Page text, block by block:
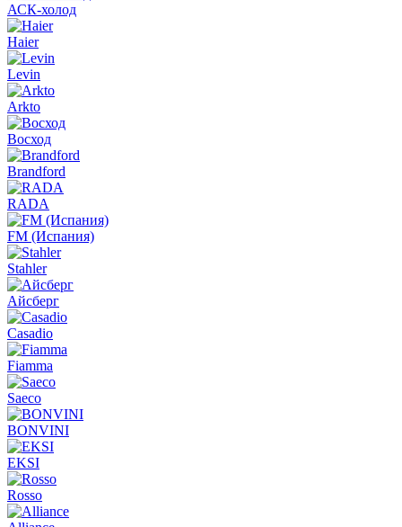
АСК-холод
Haier
Levin
Arkto
Восход
Brandford
RADA
FM (Испания)
Stahler
Айсберг
Casadio
Fiamma
Saeco
BONVINI
EKSI
Rosso